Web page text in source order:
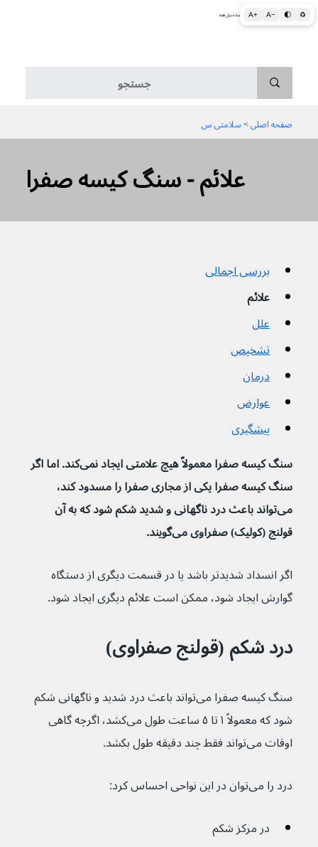
A+ A− 🌓 ♻ اطلاعات پزشکی و بهداشتی به زبان ساده برای همه
صفحه اصلی > سلامتی س
علائم - سنگ کیسه صفرا
بررسی اجمالی
علائم
علل
تشخیص
درمان
عوارض
پیشگیری
سنگ کیسه صفرا معمولاً هیچ علامتی ایجاد نمی‌کند. اما اگر
سنگ کیسه صفرا یکی از مجاری صفرا را مسدود کند،
می‌تواند باعث درد ناگهانی و شدید شکم شود که به آن
قولنج (کولیک) صفراوی می‌گویند.
اگر انسداد شدیدتر باشد یا در قسمت دیگری از دستگاه
گوارش ایجاد شود، ممکن است علائم دیگری ایجاد شود.
درد شکم (قولنج صفراوی)
سنگ کیسه صفرا می‌تواند باعث درد شدید و ناگهانی شکم
شود که معمولاً ۱ تا ۵ ساعت طول می‌کشد، اگرچه گاهی
اوقات می‌تواند فقط چند دقیقه طول بکشد.
درد را می‌توان در این نواحی احساس کرد:
در مرکز شکم